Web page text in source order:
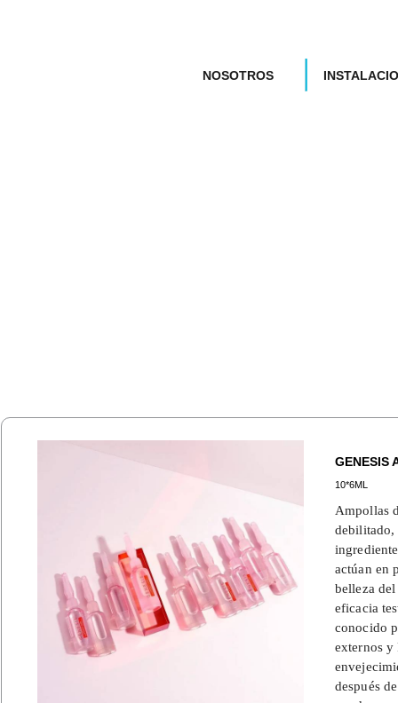
NOSOTROS
GENESIS
10*6ML
Ampollas
debilitado,
actúan en
belleza
eficacia
conocido
externos y
después